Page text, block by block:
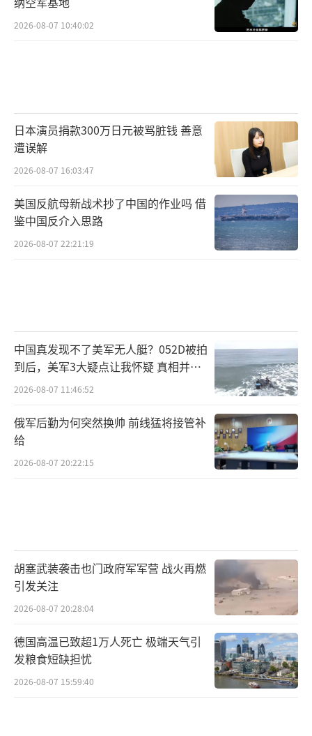
2026-08-07 10:40:02
日本演员捐款300万日元被骂脏钱 善意
遭误解
2026-08-07 16:03:47
美国反航母新战术抄了中国的作业吗 借
鉴中国反介入思路
2026-08-07 22:21:19
中国真发现不了美军无人艇？052D被拍
到后，美军3大疑点让我怀疑 真相并非
如此
2026-08-07 11:46:52
俄军后勤为何突然换帅 前线猛将接管补
给
2026-08-07 20:22:15
胡塞武装袭击也门政府军军营 战火再燃
引发关注
2026-08-07 20:28:04
德国高温已致超1万人死亡 极端天气引
发粮食短缺担忧
2026-08-07 15:59:40